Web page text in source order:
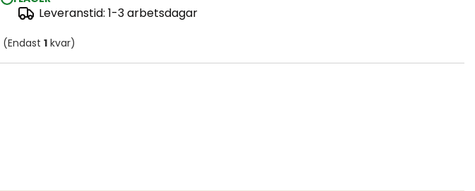
Leveranstid: 1-3 arbetsdagar
(Endast 1 kvar)